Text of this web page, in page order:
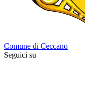
Comune di Ceccano
Seguici su